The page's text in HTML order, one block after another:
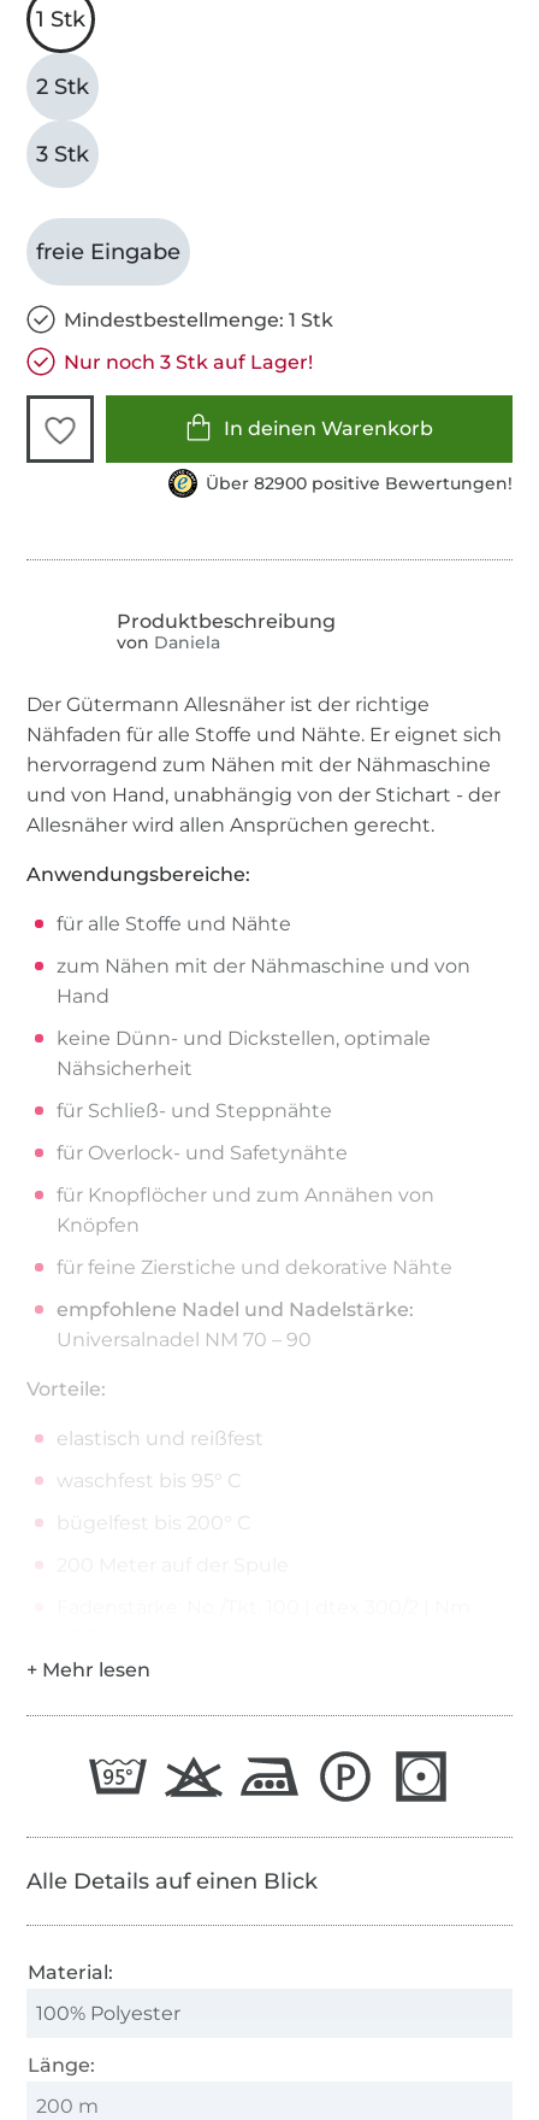
1 Stk
2 Stk
3 Stk
freie Eingabe
Mindestbestellmenge: 1 Stk
Nur noch 3 Stk auf Lager!
In deinen Warenkorb
Über 82900 positive Bewertungen!
von Daniela
Der Gütermann Allesnäher ist der richtige
Nähfaden für alle Stoffe und Nähte. Er eignet sich
hervorragend zum Nähen mit der Nähmaschine
und von Hand, unabhängig von der Stichart - der
Allesnäher wird allen Ansprüchen gerecht.
Anwendungsbereiche:
für alle Stoffe und Nähte
zum Nähen mit der Nähmaschine und von
Hand
keine Dünn- und Dickstellen, optimale
Nähsicherheit
für Schließ- und Steppnähte
für Overlock- und Safetynähte
für Knopflöcher und zum Annähen von
Knöpfen
für feine Zierstiche und dekorative Nähte
empfohlene Nadel und Nadelstärke:
Universalnadel NM 70 – 90
Vorteile:
elastisch und reißfest
waschfest bis 95° C
bügelfest bis 200° C
Alle Details auf einen Blick
Material:
100% Polyester
Länge:
200 m